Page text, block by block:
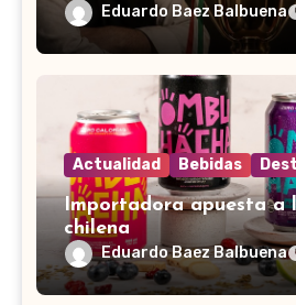
Eduardo Baez Balbuena
Actualidad Bebidas
Importadora apuesta a
chilena
Eduardo Baez Balbuena